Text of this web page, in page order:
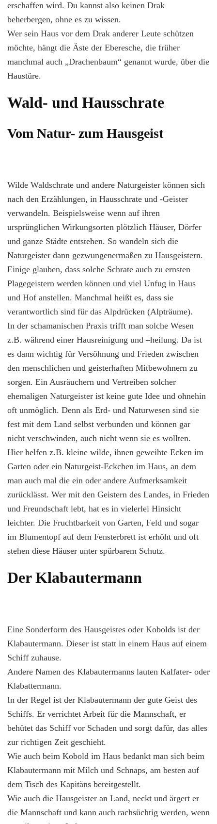
erschaffen wird. Du kannst also keinen Drak
beherbergen, ohne es zu wissen.
Wer sein Haus vor dem Drak anderer Leute schützen
möchte, hängt die Äste der Eberesche, die früher
manchmal auch „Drachenbaum“ genannt wurde, über die
Haustüre.
Wald- und Hausschrate
Vom Natur- zum Hausgeist
Wilde Waldschrate und andere Naturgeister können sich
nach den Erzählungen, in Hausschrate und -Geister
verwandeln. Beispielsweise wenn auf ihren
ursprünglichen Wirkungsorten plötzlich Häuser, Dörfer
und ganze Städte entstehen. So wandeln sich die
Naturgeister dann gezwungenermaßen zu Hausgeistern.
Einige glauben, dass solche Schrate auch zu ernsten
Plagegeistern werden können und viel Unfug in Haus
und Hof anstellen. Manchmal heißt es, dass sie
verantwortlich sind für das Alpdrücken (Alpträume).
In der schamanischen Praxis trifft man solche Wesen
z.B. während einer Hausreinigung und –heilung. Da ist
es dann wichtig für Versöhnung und Frieden zwischen
den menschlichen und geisterhaften Mitbewohnern zu
sorgen. Ein Ausräuchern und Vertreiben solcher
ehemaligen Naturgeister ist keine gute Idee und ohnehin
oft unmöglich. Denn als Erd- und Naturwesen sind sie
fest mit dem Land selbst verbunden und können gar
nicht verschwinden, auch nicht wenn sie es wollten.
Hier helfen z.B. kleine wilde, ihnen geweihte Ecken im
Garten oder ein Naturgeist-Eckchen im Haus, an dem
man auch mal die ein oder andere Aufmerksamkeit
zurücklässt. Wer mit den Geistern des Landes, in Frieden
und Freundschaft lebt, hat es in vielerlei Hinsicht
leichter. Die Fruchtbarkeit von Garten, Feld und sogar
im Blumentopf auf dem Fensterbrett ist erhöht und oft
stehen diese Häuser unter spürbarem Schutz.
Der Klabautermann
Eine Sonderform des Hausgeistes oder Kobolds ist der
Klabautermann. Dieser ist statt in einem Haus auf einem
Schiff zuhause.
Andere Namen des Klabautermanns lauten Kalfater- oder
Klabattermann.
In der Regel ist der Klabautermann der gute Geist des
Schiffs. Er verrichtet Arbeit für die Mannschaft, er
behütet das Schiff vor Schaden und sorgt dafür, das alles
zur richtigen Zeit geschieht.
Wie auch beim Kobold im Haus bedankt man sich beim
Klabautermann mit Milch und Schnaps, am besten auf
dem Tisch des Kapitäns bereitgestellt.
Wie auch die Hausgeister an Land, neckt und ärgert er
die Mannschaft und kann auch rachsüchtig werden, wenn